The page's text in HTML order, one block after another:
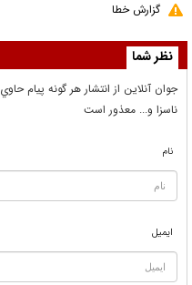
گزارش خطا
نظر شما
جوان آنلاين از انتشار هر گونه پيام
ناسزا و... معذور است
نام
ایمیل